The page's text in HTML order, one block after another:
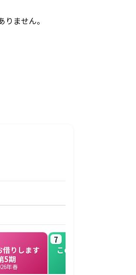
ません。
借りします
5期
年春
7
このヒーラー、めん